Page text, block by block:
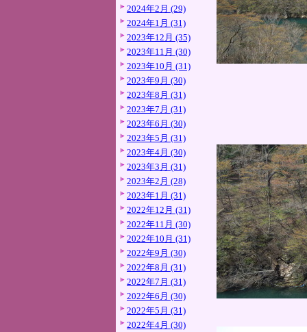
2024年2月 (29)
2024年1月 (31)
2023年12月 (35)
2023年11月 (30)
2023年10月 (31)
2023年9月 (30)
2023年8月 (31)
2023年7月 (31)
2023年6月 (30)
2023年5月 (31)
2023年4月 (30)
2023年3月 (31)
2023年2月 (28)
2023年1月 (31)
2022年12月 (31)
2022年11月 (30)
2022年10月 (31)
2022年9月 (30)
2022年8月 (31)
2022年7月 (31)
2022年6月 (30)
2022年5月 (31)
2022年4月 (30)